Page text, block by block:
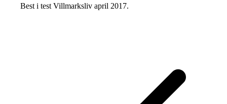
Best i test Villmarksliv april 2017.